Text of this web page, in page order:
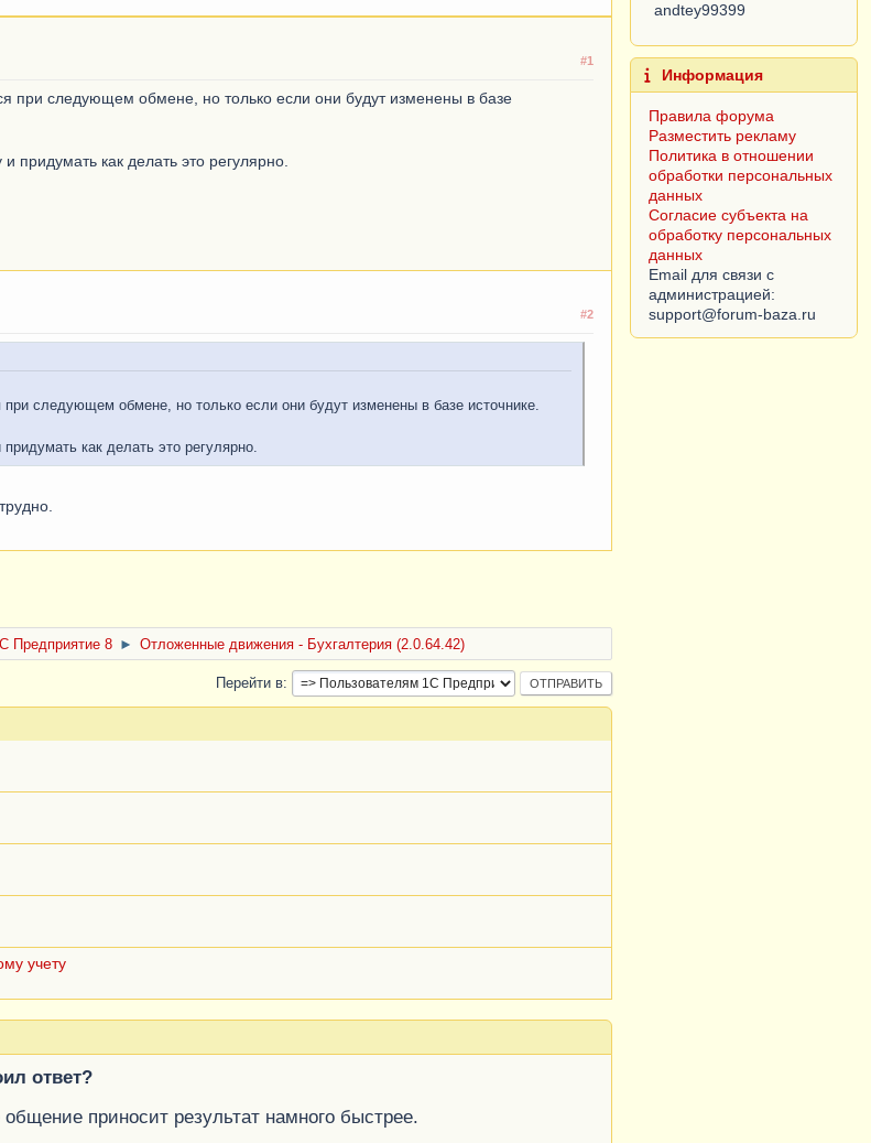
#1
при следующем обмене, но только если они будут изменены в базе
придумать как делать это регулярно.
#2
следующем обмене, но только если они будут изменены в базе источнике.
как делать это регулярно.
Предприятие 8 ► Отложенные движения - Бухгалтерия (2.0.64.42)
Перейти в
учету
ответ?
приносит результат намного быстрее.
andtey99399
Информация
Правила форума
Разместить рекламу
Политика в отношении
обработки персональных
данных
Согласие субъекта на
обработку персональных
данных
Email для связи с
администрацией: